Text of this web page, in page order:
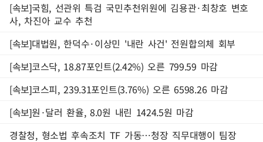
[속보]국힘, 선관위 특검 국민추천위원에 김용관·최창호 변호
사, 차진아 교수 추천
[속보]대법원, 한덕수·이상민 '내란 사건' 전원합의체 회부
[속보]코스닥, 18.87포인트(2.42%) 오른 799.59 마감
[속보]코스피, 239.31포인트(3.76%) 오른 6598.26 마감
[속보]원·달러 환율, 8.0원 내린 1424.5원 마감
경찰청, 형소법 후속조치 TF 가동…청장 직무대행이 팀장